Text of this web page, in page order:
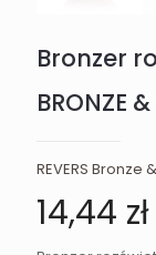
Bronzer
BRONZE
REVERS Bronze
14,44 zł